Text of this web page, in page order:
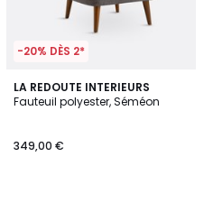
-20% DÈS 2*
LA REDOUTE INTERIEURS
Fauteuil polyester, Séméon
349,00 €
4,6
/ 5
5
Couleurs